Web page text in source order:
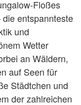
Floßes
entspannteste
und
Wetter
an Wäldern,
auf Seen für
Städtchen und
der zahlreichen